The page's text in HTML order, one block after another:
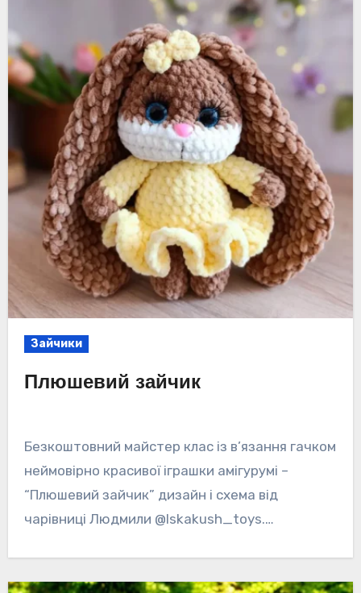
Зайчики
Плюшевий зайчик
Безкоштовний майстер клас із в’язання гачком
неймовірно красивої іграшки амігурумі –
“Плюшевий зайчик” дизайн і схема від
чарівниці Людмили @lskakush_toys.…